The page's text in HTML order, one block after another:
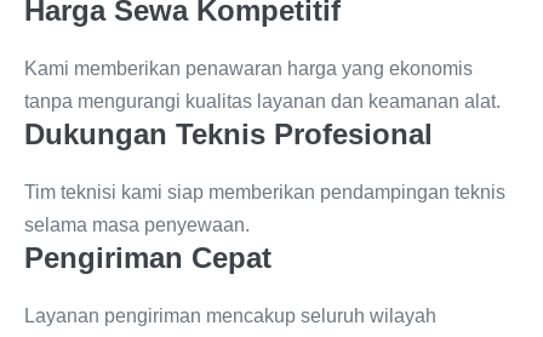
Harga Sewa Kompetitif
Kami memberikan penawaran harga yang ekonomis
tanpa mengurangi kualitas layanan dan keamanan alat.
Dukungan Teknis Profesional
Tim teknisi kami siap memberikan pendampingan teknis
selama masa penyewaan.
Pengiriman Cepat
Layanan pengiriman mencakup seluruh wilayah